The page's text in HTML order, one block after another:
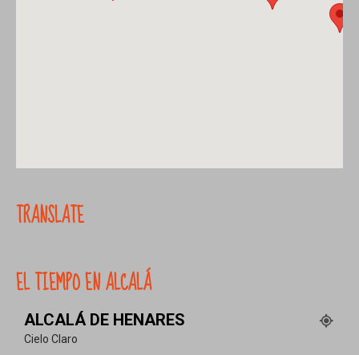
TRANSLATE
EL TIEMPO EN ALCALÁ
ALCALÁ DE HENARES
Cielo Claro